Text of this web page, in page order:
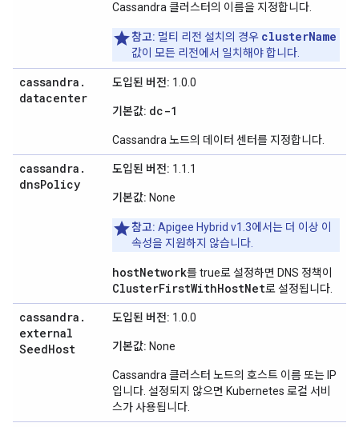
Cassandra 클러스터의 이름을 지정합니다.
참고: 멀티 리전 설치의 경우 clusterName
값이 모든 리전에서 일치해야 합니다.
cassandra .
datacenter
도입된 버전: 1.0.0
기본값: dc-1
Cassandra 노드의 데이터 센터를 지정합니다.
cassandra .
dnsPolicy
도입된 버전: 1.1.1
기본값: None
참고: Apigee Hybrid v1.3에서는 더 이상 이
속성을 지원하지 않습니다.
hostNetwork를 true로 설정하면 DNS 정책이
ClusterFirstWithHostNet로 설정됩니다.
cassandra .
external
SeedHost
도입된 버전: 1.0.0
기본값: None
Cassandra 클러스터 노드의 호스트 이름 또는 IP
입니다. 설정되지 않으면 Kubernetes 로컬 서비
스가 사용됩니다.